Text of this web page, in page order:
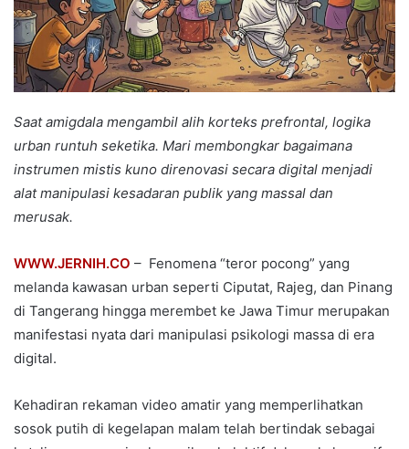
Saat amigdala mengambil alih korteks prefrontal, logika
urban runtuh seketika. Mari membongkar bagaimana
instrumen mistis kuno direnovasi secara digital menjadi
alat manipulasi kesadaran publik yang massal dan
merusak.
WWW.JERNIH.CO – Fenomena “teror pocong” yang
melanda kawasan urban seperti Ciputat, Rajeg, dan Pinang
di Tangerang hingga merembet ke Jawa Timur merupakan
manifestasi nyata dari manipulasi psikologi massa di era
digital.
Kehadiran rekaman video amatir yang memperlihatkan
sosok putih di kegelapan malam telah bertindak sebagai